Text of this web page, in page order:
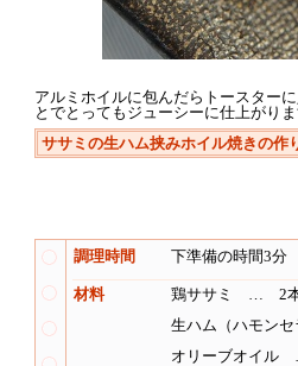
アルミホイルに包んだらトースター
とでとってもジューシーに仕上がり
ササミの生ハム挟みホイル焼きの作
調理時間 下準備の時間3
材料
鶏ササミ … 2
生ハム（ハモン
オリーブオイ